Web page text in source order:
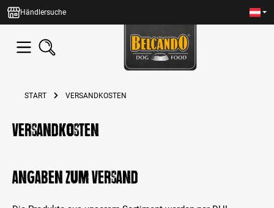
springen
Händlersuche
START VERSANDKOSTEN
Versandkosten
Angaben zum Versand